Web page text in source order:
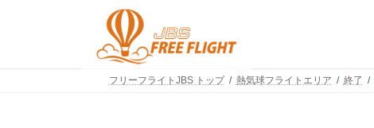
フリーフライトJBS トップ 熱気球フライトエリア 終了